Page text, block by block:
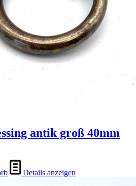
antik groß 40mm
Details anzeigen